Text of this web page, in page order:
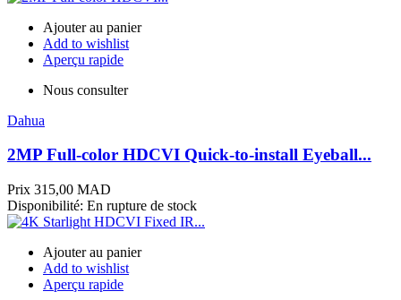
Ajouter au panier
Add to wishlist
Aperçu rapide
Nous consulter
Dahua
2MP Full-color HDCVI Quick-to-install Eyeball...
Prix 315,00 MAD
Disponibilité: En rupture de stock
Ajouter au panier
Add to wishlist
Aperçu rapide